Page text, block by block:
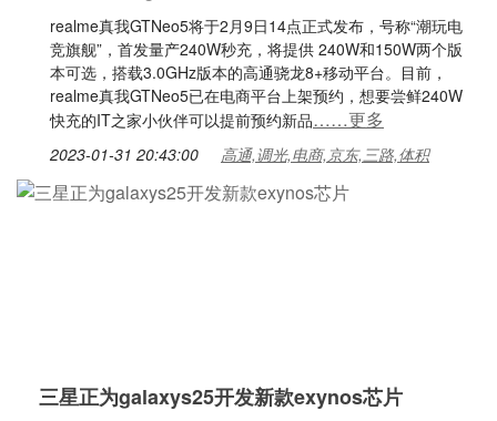
realme真我GTNeo5将于2月9日14点正式发布，号称“潮玩电
竞旗舰”，首发量产240W秒充，将提供 240W和150W两个版
本可选，搭载3.0GHz版本的高通骁龙8+移动平台。目前，
realme真我GTNeo5已在电商平台上架预约，想要尝鲜240W
快充的IT之家小伙伴可以提前预约新品……更多
2023-01-31 20:43:00 高通,调光,电商,京东,三路,体积
三星正为galaxys25开发新款exynos芯片